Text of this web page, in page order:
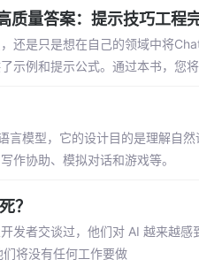
质量答案：提示技巧工程
还是只是想在自己的领域中将
示例和提示公式。通过本书，您
言模型，它的设计目的是理解自
作协助、模拟对话和游戏等。
？
发者交谈过，他们对 AI 越来越
将没有任何工作要做